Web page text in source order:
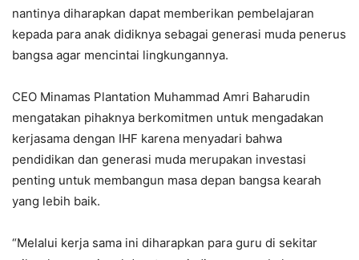
nantinya diharapkan dapat memberikan pembelajaran
kepada para anak didiknya sebagai generasi muda penerus
bangsa agar mencintai lingkungannya.
CEO Minamas Plantation Muhammad Amri Baharudin
mengatakan pihaknya berkomitmen untuk mengadakan
kerjasama dengan IHF karena menyadari bahwa
pendidikan dan generasi muda merupakan investasi
penting untuk membangun masa depan bangsa kearah
yang lebih baik.
“Melalui kerja sama ini diharapkan para guru di sekitar